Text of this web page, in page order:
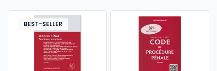
BEST-SELLER